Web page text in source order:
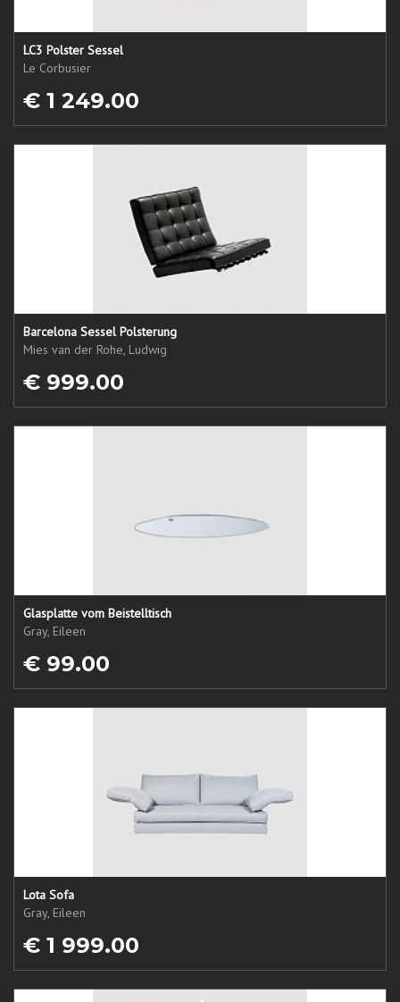
LC3 Polster Sessel
Le Corbusier
€ 1 249.00
Barcelona Sessel Polsterung
Mies van der Rohe, Ludwig
€ 999.00
Glasplatte vom Beistelltisch
Gray, Eileen
€ 99.00
Lota Sofa
Gray, Eileen
€ 1 999.00